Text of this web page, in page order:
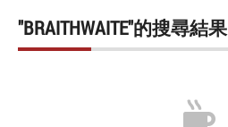
"BRAITHWAITE"的搜尋結果